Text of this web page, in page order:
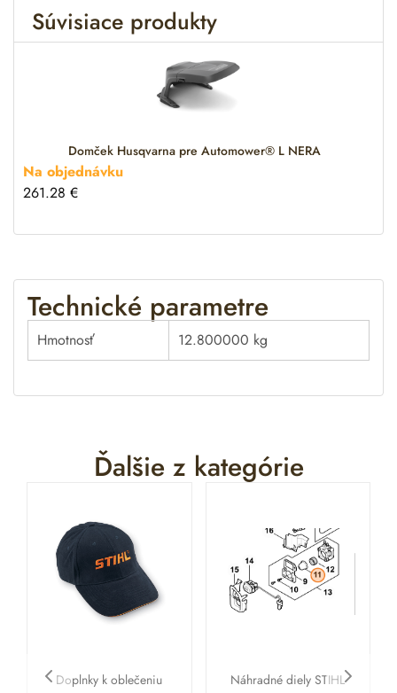
n
a
Súvisiace produkty
Domček Husqvarna pre Automower® L NERA
Na objednávku
261.28 €
Technické parametre
Hmotnosť 12.800000 kg
Ďalšie z kategórie
Doplnky k oblečeniu
Náhradné diely STIHL